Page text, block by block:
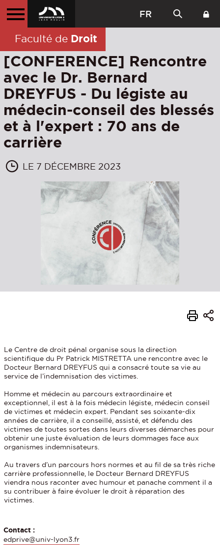
FR
Faculté de Droit
[CONFERENCE] Rencontre
avec le Dr. Bernard
DREYFUS - Du légiste au
médecin-conseil des blessés
et à l'expert : 70 ans de
carrière
LE 7 DÉCEMBRE 2023
Le Centre de droit pénal organise sous la direction
scientifique du Pr Patrick MISTRETTA une rencontre avec le
Docteur Bernard DREYFUS qui a consacré toute sa vie au
service de l’indemnisation des victimes.
Homme et médecin au parcours extraordinaire et
exceptionnel, il est à la fois médecin légiste, médecin conseil
de victimes et médecin expert. Pendant ses soixante-dix
années de carrière, il a conseillé, assisté, et défendu des
victimes de toutes sortes dans leurs diverses démarches pour
obtenir une juste évaluation de leurs dommages face aux
organismes indemnisateurs.
Au travers d’un parcours hors normes et au fil de sa très riche
carrière professionnelle, le Docteur Bernard DREYFUS
viendra nous raconter avec humour et panache comment il a
su contribuer à faire évoluer le droit à réparation des
victimes.
Contact :
edprive@univ-lyon3.fr